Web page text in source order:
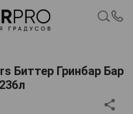
Биттер Гринбар Бар